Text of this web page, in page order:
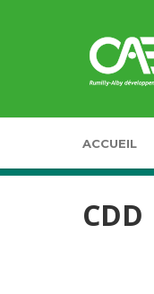
ACCUEIL
CDD